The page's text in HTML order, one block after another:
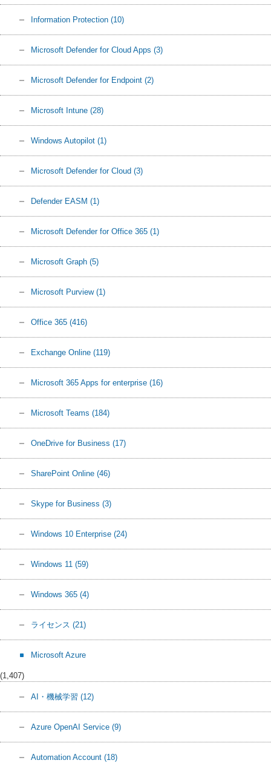
Information Protection (10)
Microsoft Defender for Cloud Apps (3)
Microsoft Defender for Endpoint (2)
Microsoft Intune (28)
Windows Autopilot (1)
Microsoft Defender for Cloud (3)
Defender EASM (1)
Microsoft Defender for Office 365 (1)
Microsoft Graph (5)
Microsoft Purview (1)
Office 365 (416)
Exchange Online (119)
Microsoft 365 Apps for enterprise (16)
Microsoft Teams (184)
OneDrive for Business (17)
SharePoint Online (46)
Skype for Business (3)
Windows 10 Enterprise (24)
Windows 11 (59)
Windows 365 (4)
ライセンス (21)
Microsoft Azure
(1,407)
AI・機械学習 (12)
Azure OpenAI Service (9)
Automation Account (18)